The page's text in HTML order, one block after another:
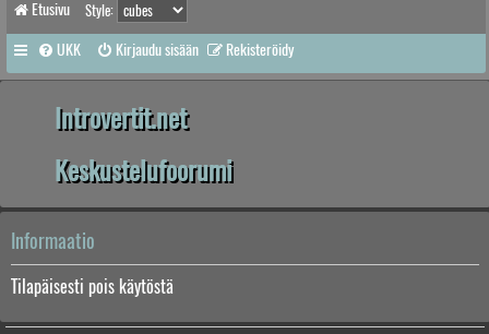
Etusivu Style:
UKK Kirjaudu sisään Rekisteröidy
Introvertit.net
Keskustelufoorumi
Informaatio
Tilapäisesti pois käytöstä